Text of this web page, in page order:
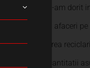
care ne-am
care au afaceri
in vederea
triplul cantitatii